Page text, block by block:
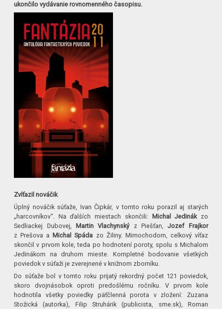
ukončilo vydávanie rovnomenného časopisu.
Zvíťazil nováčik
Úplný nováčik súťaže, Ivan Čipkár, v tomto roku porazil aj starých
„harcovníkov“. Na ďalších miestach skončili:
Michal Jedinákzo
Sedliackej Dubovej,
Martin Vlachynskýz Piešťan,Jozef Frajkor
z Prešova a Michal Spáda zo Žiliny. Mimochodom, celkový víťaz
skončil v prvom kole, teda po hodnotení poroty, spolu s Michalom
Jedinákom na druhom mieste. Kompletné bodovanie všetkých
poviedok v súťaži je zverejnené v knižnom zborníku.
Do súťaže bol v tomto roku prijatý rekordný počet 121 poviedok,
skoro dvojnásobok oproti predošlému ročníku. V prvom kole
hodnotila všetky poviedky päťčlenná porota v zložení: Zuzana
Stožická (autorka), Filip Struhárik (publicista, sme.sk), Roman